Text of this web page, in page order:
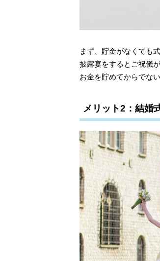
まず、貯金がなくても
披露宴をするとご祝儀
お金を貯めてからでな
メリット2：結婚